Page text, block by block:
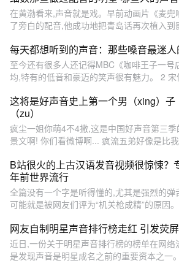
在黄渤看来,声音就是戏。早前动画片《麦
了旁白的配音,他成功地把青岛话再次植入到
每天都想听到的声音：那些嗓音最迷
至今还有很多人还记得MBC《咖啡王子一号
均,特有的低音和豪迈的笑声很有魅力。 2 宋
这将是好声音史上第一个男（xing）
（zu）
疯尘一姐你萌4不4撒,这是中国好声音第三
景文啊! 你们看微博啊... 疯流五弟好像是比
B站很火的上古汉语发音视频很惊悚？
年前世界流行
全篇没有一个字是听得懂的,尤其是强烈的弹
可能就是被网友们评为“机关枪成精”的原因
网友自制明星声音排行榜走红 引发荧
近日,一份关于明星声音排行榜的榜单在网络
是发现声音是明星成名之前的重要资本之一